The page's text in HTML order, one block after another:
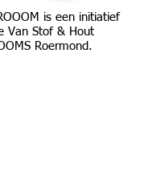
is een initiatief
Van Stof & Hout
Roermond.